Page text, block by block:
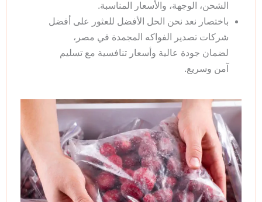
الشحن، الوجهة، والأسعار المناسبة.
باختصار نعد نحن الحل الأفضل للعثور على أفضل
شركات تصدير الفواكه المجمدة في مصر،
لضمان جودة عالية وأسعار تنافسية مع تسليم
آمن وسريع.